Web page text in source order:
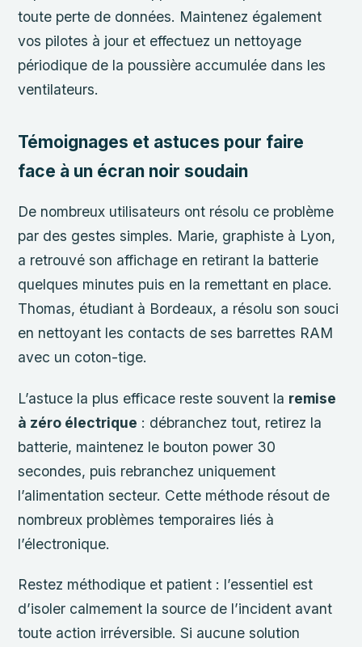
toute perte de données. Maintenez également
vos pilotes à jour et effectuez un nettoyage
périodique de la poussière accumulée dans les
ventilateurs.
Témoignages et astuces pour faire
face à un écran noir soudain
De nombreux utilisateurs ont résolu ce problème
par des gestes simples. Marie, graphiste à Lyon,
a retrouvé son affichage en retirant la batterie
quelques minutes puis en la remettant en place.
Thomas, étudiant à Bordeaux, a résolu son souci
en nettoyant les contacts de ses barrettes RAM
avec un coton-tige.
L’astuce la plus efficace reste souvent la remise
à zéro électrique : débranchez tout, retirez la
batterie, maintenez le bouton power 30
secondes, puis rebranchez uniquement
l’alimentation secteur. Cette méthode résout de
nombreux problèmes temporaires liés à
l’électronique.
Restez méthodique et patient : l’essentiel est
d’isoler calmement la source de l’incident avant
toute action irréversible. Si aucune solution